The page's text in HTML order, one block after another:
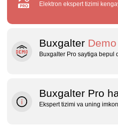
Elektron ekspert tizimi
Buxgalter Demo
Buxgalter Pro saytiga bepul
Buxgalter Pro
Ekspert tizimi va uning